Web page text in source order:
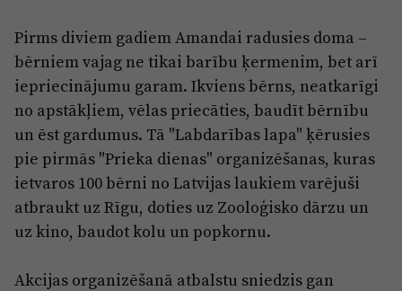
Pirms diviem gadiem Amandai radusies doma –
bērniem vajag ne tikai barību ķermenim, bet arī
iepriecinājumu garam. Ikviens bērns, neatkarīgi
no apstākļiem, vēlas priecāties, baudīt bērnību
un ēst gardumus. Tā "Labdarības lapa" ķērusies
pie pirmās "Prieka dienas" organizēšanas, kuras
ietvaros 100 bērni no Latvijas laukiem varējuši
atbraukt uz Rīgu, doties uz Zooloģisko dārzu un
uz kino, baudot kolu un popkornu.
Akcijas organizēšanā atbalstu sniedzis gan